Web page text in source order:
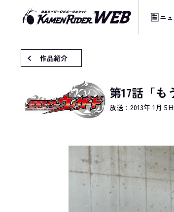
ニ
当サイトでは、機械的な自
作品紹介
第17話「も
放送： 2013年 1月 5日